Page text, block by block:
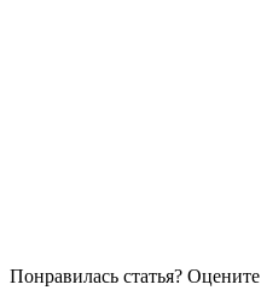
Понравилась статья? Оцените